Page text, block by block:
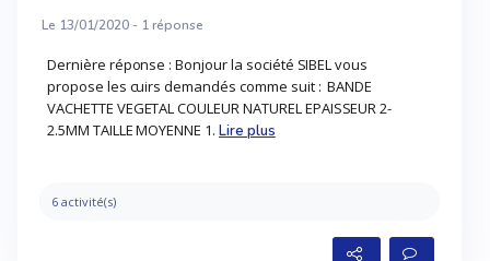
Le 13/01/2020 - 1réponse
Dernière réponse : Bonjour la société SIBEL vous
propose les cuirs demandés comme suit : BANDE
VACHETTE VEGETAL COULEUR NATUREL EPAISSEUR 2-
2.5MM TAILLE MOYENNE 1.Lire plus
6 activité(s)